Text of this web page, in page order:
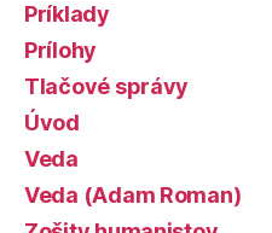
Príklady
Prílohy
Tlačové správy
Úvod
Veda
Veda (Adam Roman)